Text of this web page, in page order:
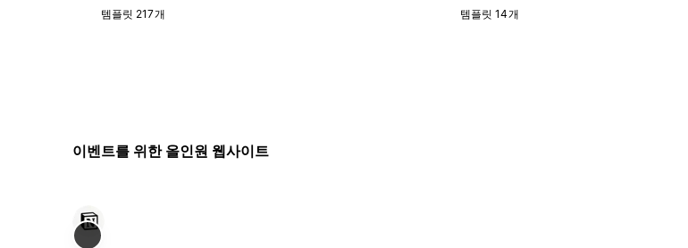
템플릿 217개 템플릿 14개
이벤트를 위한 올인원 웹사이트